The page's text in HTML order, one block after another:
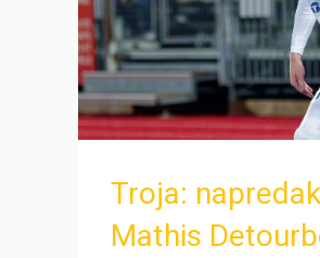
Troja:
Mathis